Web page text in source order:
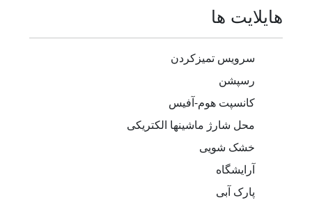
هایلایت ها
سرویس تمیزکردن
رسپشن
کانسپت هوم-آفیس
محل شارژ ماشینها الکتریکی
خشک شویی
آرایشگاه
پارک آبی